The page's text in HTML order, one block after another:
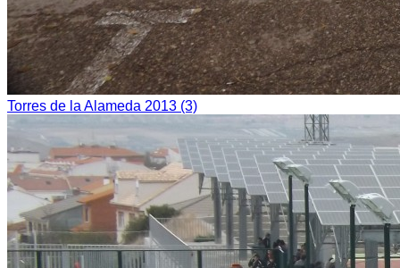
Torres de la Alameda 2013 (3)